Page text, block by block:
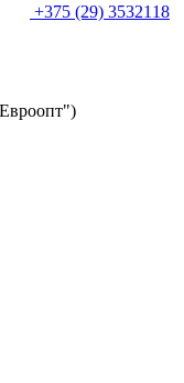
+375 (29) 3532118